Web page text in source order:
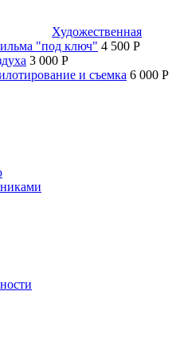
Художественная
"под ключ" 4 500 P
3 000 P
и съемка 6 000 P